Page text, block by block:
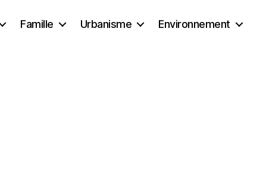
Famille Urbanisme Environnement